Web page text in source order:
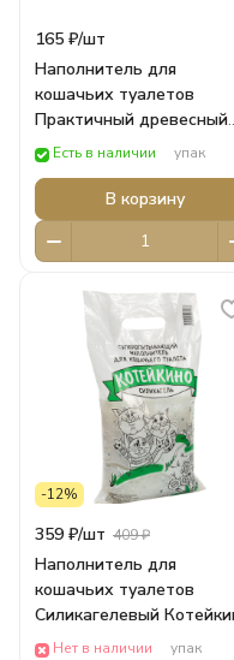
165 ₽/шт
Наполнитель для
кошачьих туалетов
Практичный древесный
хвойный15л (4,5кг)
Есть в наличии упак
В корзину
-12%
359 ₽/шт 409 ₽
Наполнитель для
кошачьих туалетов
Силикагелевый
4л ПЕРСПЕКТИВА
Нет в наличии упак